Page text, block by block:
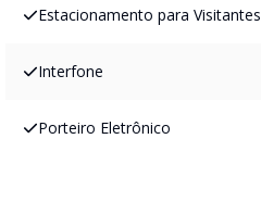
Estacionamento para Visitantes
Interfone
Porteiro Eletrônico